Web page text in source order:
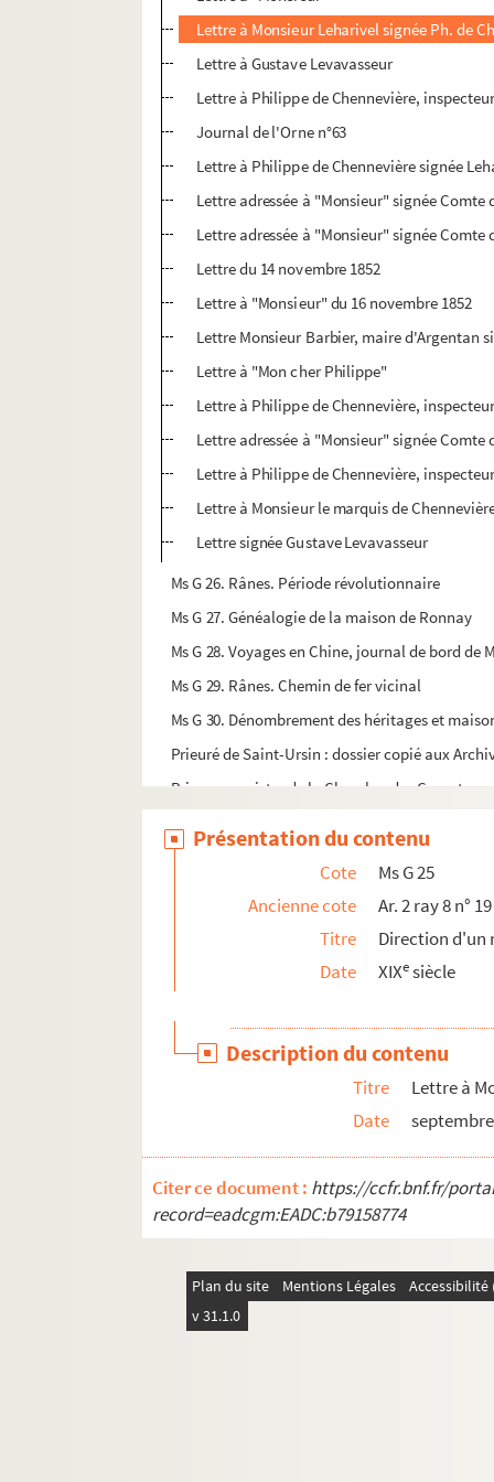
Lettre à Monsieur Leharivel signée Ph. de
Lettre à Gustave Levavasseur
Lettre à Philippe de Chennevière,
Journal de l'Orne n°63
Lettre à Philippe de Chennevière signée
Lettre adressée à "Monsieur" signée Comte
Lettre adressée à "Monsieur" signée Comte
Lettre du 14 novembre 1852
Lettre à "Monsieur" du 16 novembre 1852
Lettre Monsieur Barbier, maire d'Argentan
Lettre à "Mon cher Philippe"
Lettre à Philippe de Chennevière,
Lettre adressée à "Monsieur" signée Comte
Lettre à Philippe de Chennevière,
Lettre à Monsieur le marquis de
Lettre signée Gustave Levavasseur
Ms G 26. Rânes. Période révolutionnaire
Ms G 27. Généalogie de la maison de Ronnay
Ms G 28. Voyages en Chine, journal de bord de
Ms G 29. Rânes. Chemin de fer vicinal
Ms G 30. Dénombrement des héritages et
Prieuré de Saint-Ursin : dossier copié aux
Briouze : registre de la Chambre des Comptes
Livre de Marie d'Espagne : droits d'usance
Hippolyte Sauvage. Histoire du canton de
P. A. Renault. Variétés III
Voyages en Suisse dans les années 1792, 1793,
Histoire de la maison de Vauquelin des
Hector de Chartres (coutumier des forêts de
Le Grand Olympe, par Vicot
P. A. Renault. Traité de philosophie morale
Livre de roulage
Parlement de Normandie : table chronologique
Généalogie de la maison Le Silleur
Mémoires de Dangeau (1698-1720). Suivies
Présentation du contenu
Cote
Ms G 25
Ancienne cote
Ar. 2 ray 8 n° 19
Titre
Direction d'un
Date
XIXesiècle
Description du contenu
Titre
Lettre à
Date
Citer ce document : https://ccfr.bnf.fr/
record=eadcgm:EADC:b79158774
Plan du site Mentions Légales
v 31.1.0